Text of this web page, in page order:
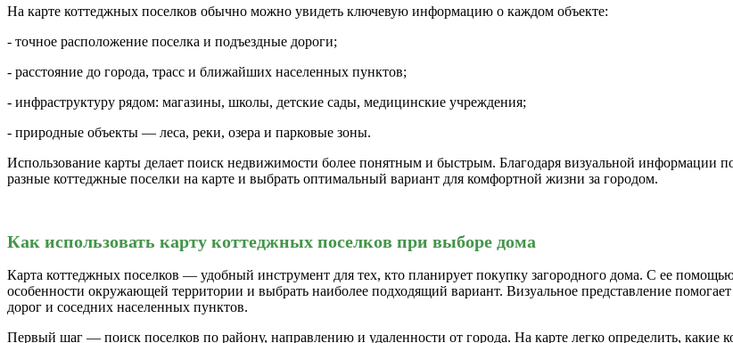
На карте коттеджных поселков обычно можно увидеть ключевую информацию о каждом объекте:
- точное расположение поселка и подъездные дороги;
- расстояние до города, трасс и ближайших населенных пунктов;
- инфраструктуру рядом: магазины, школы, детские сады, медицинские учреждения;
- природные объекты — леса, реки, озера и парковые зоны.
Использование карты делает поиск недвижимости более понятным и быстрым. Благодаря визуальной информации
разные коттеджные поселки на карте и выбрать оптимальный вариант для комфортной жизни за городом.
Как использовать карту коттеджных поселков при выборе дома
Карта коттеджных поселков — удобный инструмент для тех, кто планирует покупку загородного дома. С ее
особенности окружающей территории и выбрать наиболее подходящий вариант. Визуальное представление
дорог и соседних населенных пунктов.
Первый шаг — поиск поселков по району, направлению и удаленности от города. На карте легко определить, какие